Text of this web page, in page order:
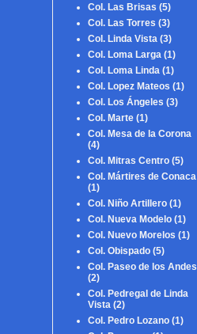
Col. Las Brisas (5)
Col. Las Torres (3)
Col. Linda Vista (3)
Col. Loma Larga (1)
Col. Loma Linda (1)
Col. Lopez Mateos (1)
Col. Los Ángeles (3)
Col. Marte (1)
Col. Mesa de la Corona
(4)
Col. Mitras Centro (5)
Col. Mártires de Conaca
(1)
Col. Niño Artillero (1)
Col. Nueva Modelo (1)
Col. Nuevo Morelos (1)
Col. Obispado (5)
Col. Paseo de los Andes
(2)
Col. Pedregal de Linda
Vista (2)
Col. Pedro Lozano (1)